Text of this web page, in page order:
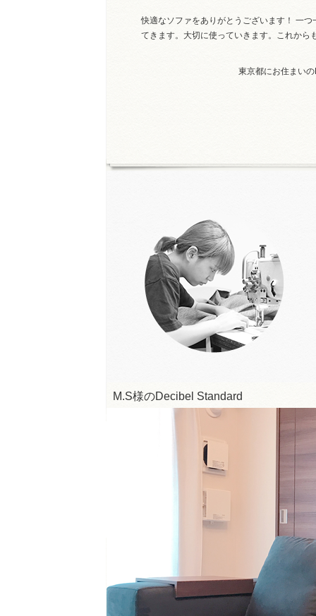
快適なソファをありがとうございます！ 一
てきます。大切に使っていきます。これから
東京都にお住まい
M.S様のDecibel Standard